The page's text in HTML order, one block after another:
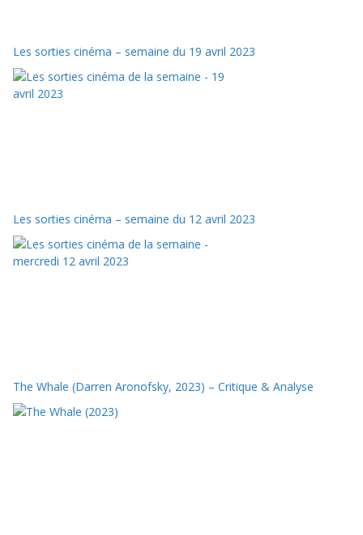
Les sorties cinéma – semaine du 19 avril 2023
Les sorties cinéma – semaine du 12 avril 2023
The Whale (Darren Aronofsky, 2023) – Critique & Analyse